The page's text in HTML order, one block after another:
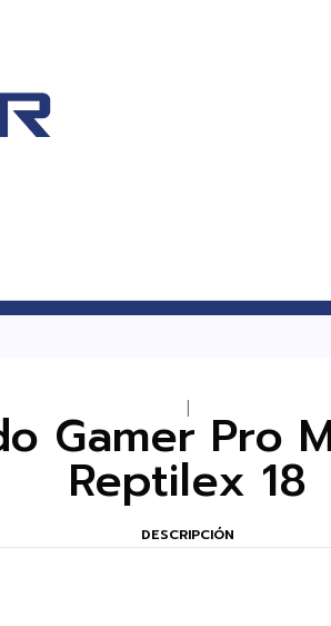
Gamer Pro
Reptilex 18
DESCRIPCIÓN